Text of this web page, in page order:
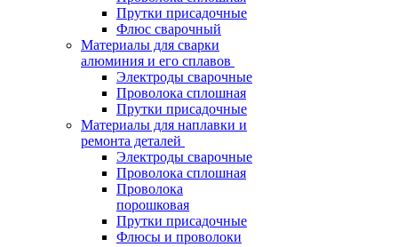
Прутки присадочные
Флюс сварочный
Материалы для сварки
алюминия и его сплавов
Электроды сварочные
Проволока сплошная
Прутки присадочные
Материалы для наплавки и
ремонта деталей
Электроды сварочные
Проволока сплошная
Проволока
порошковая
Прутки присадочные
Флюсы и проволоки